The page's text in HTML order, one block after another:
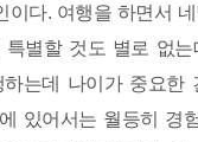
이다. 여행을 하면서
별할 것도 별로 없는
하는데 나이가 중요한
있어서는 월등히 경